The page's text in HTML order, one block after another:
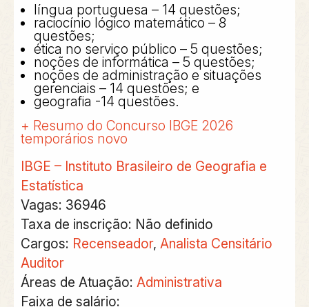
língua portuguesa – 14 questões;
raciocínio lógico matemático – 8
questões;
ética no serviço público – 5 questões;
noções de informática – 5 questões;
noções de administração e situações
gerenciais – 14 questões; e
geografia -14 questões.
+ Resumo do Concurso IBGE 2026
temporários novo
IBGE – Instituto Brasileiro de Geografia e
Estatística
Vagas: 36946
Taxa de inscrição: Não definido
Cargos: Recenseador, Analista Censitário
Auditor
Áreas de Atuação: Administrativa
Faixa de salário: